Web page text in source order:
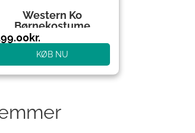
Western Ko
Børnekostume
kr.
KØB NU